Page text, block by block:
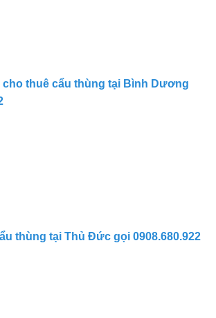
thuê cẩu thùng tại Bình Dương
thùng tại Thủ Đức gọi 0908.680.922